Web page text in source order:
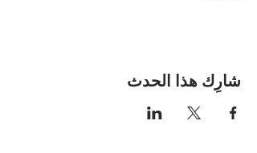
شارِك هذا الحدث